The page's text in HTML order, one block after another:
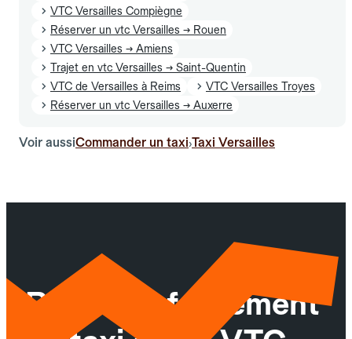
VTC Versailles Compiègne
Réserver un vtc Versailles → Rouen
VTC Versailles → Amiens
Trajet en vtc Versailles → Saint-Quentin
VTC de Versailles à Reims
VTC Versailles Troyes
Réserver un vtc Versailles → Auxerre
Voir aussiCommander un taxi›Taxi Versailles
Réservez facilement